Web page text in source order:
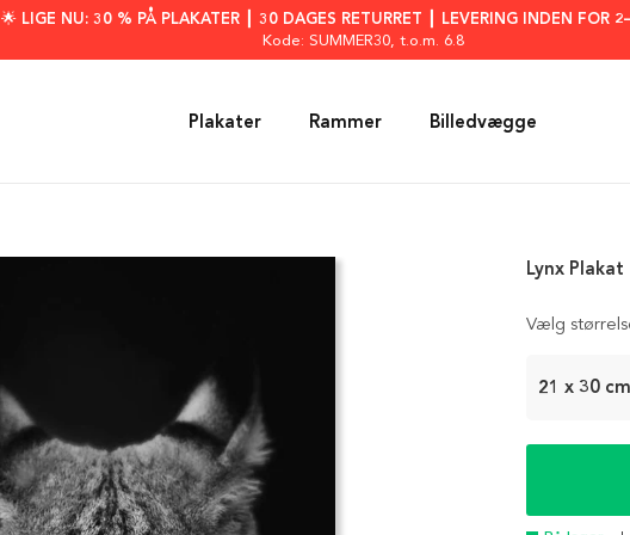
🌟 LIGE NU: 30 % PÅ PLAKATER ┃ 30 DAGES RETURRET ┃ LEVERING INDEN FOR
Kode: SUMMER30, t.o.m. 6.8
Plakater Rammer Billedvægge
Vælg
21 x 30 cm
Lynx Plakat